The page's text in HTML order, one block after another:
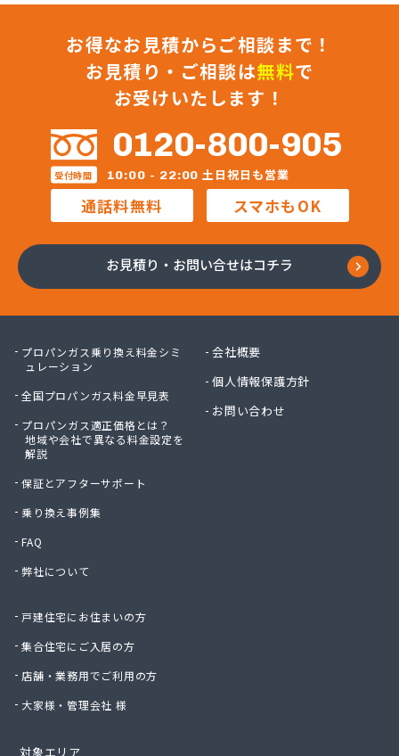
株式会社バンノ
株式会社フジプロ
株式会社フジプロ刈谷営業所
株式会社ホームガス東海
株式会社ホームガス東海 楽田ショップ
株式会社マルエイ名古屋支店
株式会社マルコー
株式会社マルハチ
株式会社マルマン
株式会社ヤマアキ
株式会社よしや商店
株式会社リピックス
株式会社リピックス 春日井センター
株式会社一プロ
株式会社稲藤商店
株式会社稲葉エネクス
株式会社宇佐美プロパン
株式会社下林
株式会社桑原商事
株式会社元久商店
株式会社古田商店
株式会社三好ガス
株式会社山源服部商会
株式会社山新プロパン部
お得なお見積からご相談まで！
お見積り・ご相談は無料で
お受けいたします！
0120-800-905
受付時間 10:00 - 22:00 土日祝日も営業
通話料無料 スマホもOK
お見積り・お問い合せはコチラ
プロパンガス乗り換え料金シミ
ュレーション
全国プロパンガス料金早見表
プロパンガス適正価格とは？
地域や会社で異なる料金設定を
解説
保証とアフターサポート
乗り換え事例集
FAQ
弊社について
戸建住宅にお住まいの方
集合住宅にご入居の方
店舗・業務用でご利用の方
大家様・管理会社 様
会社概要
個人情報保護方針
お問い合わせ
対象エリア